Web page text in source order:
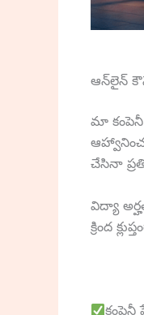
ఆన్‌లైన్
మా కంపెనీ
చేసినా
విద్యా
క్రింద
కంపెనీ